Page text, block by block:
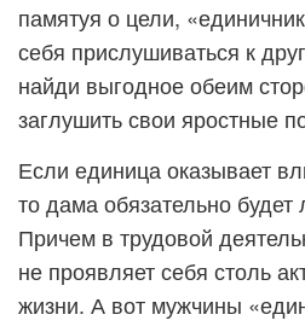
памятуя о цели,
себя прислушиваться к
найди выгодное обеим
заглушить свои яростные
Если единица оказывает
то дама обязательно
Причем в трудовой
не проявляет себя столь
жизни. А вот мужчины